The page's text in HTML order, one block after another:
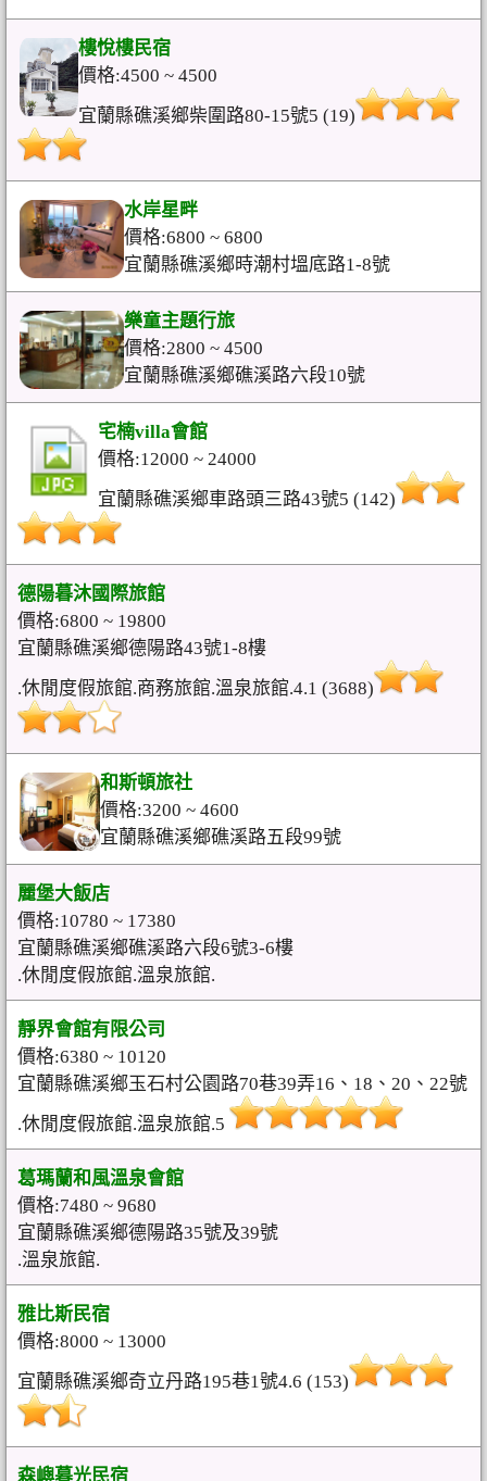
樓悅樓民宿
價格:4500 ~ 4500
宜蘭縣礁溪鄉柴圍路80-15號5 (19)
水岸星畔
價格:6800 ~ 6800
宜蘭縣礁溪鄉時潮村塭底路1-8號
樂童主題行旅
價格:2800 ~ 4500
宜蘭縣礁溪鄉礁溪路六段10號
宅楠villa會館
價格:12000 ~ 24000
宜蘭縣礁溪鄉車路頭三路43號5 (142)
德陽暮沐國際旅館
價格:6800 ~ 19800
宜蘭縣礁溪鄉德陽路43號1-8樓
.休閒度假旅館.商務旅館.溫泉旅館.4.1 (3688)
和斯頓旅社
價格:3200 ~ 4600
宜蘭縣礁溪鄉礁溪路五段99號
麗堡大飯店
價格:10780 ~ 17380
宜蘭縣礁溪鄉礁溪路六段6號3-6樓
.休閒度假旅館.溫泉旅館.
靜界會館有限公司
價格:6380 ~ 10120
宜蘭縣礁溪鄉玉石村公園路70巷39弄16、18、20、22號
.休閒度假旅館.溫泉旅館.5
葛瑪蘭和風溫泉會館
價格:7480 ~ 9680
宜蘭縣礁溪鄉德陽路35號及39號
.溫泉旅館.
雅比斯民宿
價格:8000 ~ 13000
宜蘭縣礁溪鄉奇立丹路195巷1號4.6 (153)
森嶼暮光民宿